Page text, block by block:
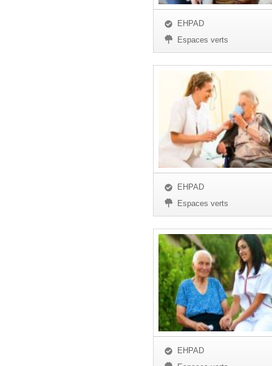
EHPAD
Espaces verts
EHPAD
Espaces verts
EHPAD